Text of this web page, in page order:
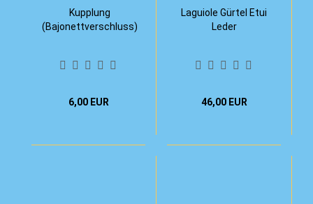
Kupplung
(Bajonettverschluss)
6,00 EUR
Laguiole Gürtel Etui
Leder
46,00 EUR